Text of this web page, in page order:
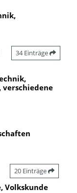
34 Einträge
20 Einträge
Volkskunde